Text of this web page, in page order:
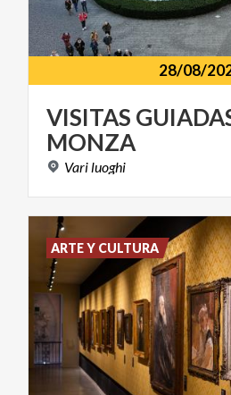
28/08/
VISITAS
MONZA
Variluoghi
ARTE Y CULTURA